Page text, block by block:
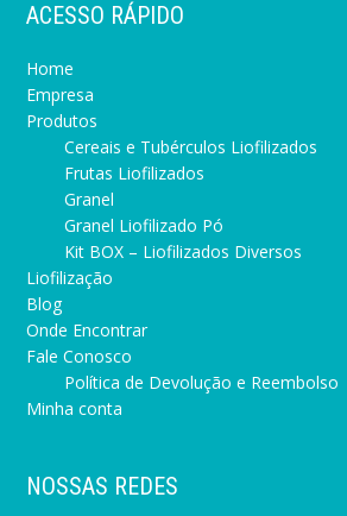
ACESSO RÁPIDO
Home
Empresa
Produtos
Cereais e Tubérculos Liofilizados
Frutas Liofilizados
Granel
Granel Liofilizado Pó
Kit BOX – Liofilizados Diversos
Liofilização
Blog
Onde Encontrar
Fale Conosco
Política de Devolução e Reembolso
Minha conta
NOSSAS REDES